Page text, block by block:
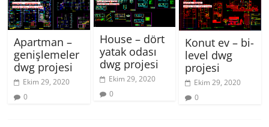
Apartman –
genişlemeler
dwg projesi
Ekim 29, 2020
0
House – dört
yatak odası
dwg projesi
Ekim 29, 2020
0
Konut ev – bi-
level dwg
projesi
Ekim 29, 2020
0